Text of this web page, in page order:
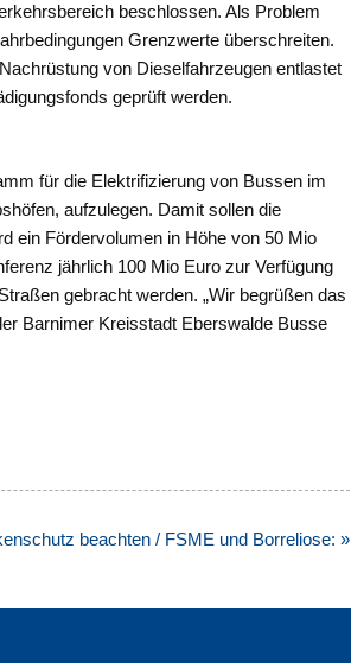
beschlossen. Als Problem
Grenzwerte überschreiten.
von Dieselfahrzeugen entlastet
geprüft werden.
für die Elektrifizierung von Bussen im
aufzulegen. Damit sollen die
ein Fördervolumen in Höhe von 50 Mio
jährlich 100 Mio Euro zur Verfügung
gebracht werden. „Wir begrüßen das
Barnimer Kreisstadt Eberswalde Busse
beachten / FSME und Borreliose: »